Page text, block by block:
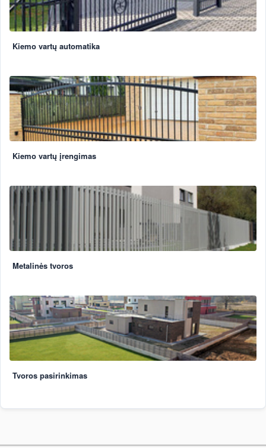
Kiemo vartų automatika
Kiemo vartų įrengimas
Metalinės tvoros
Tvoros pasirinkimas